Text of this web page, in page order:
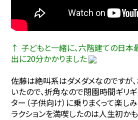
↑ 子どもと一緒に、六階建ての日本
出に20分かかりました
佐藤は絶叫系はダメダメなのですが
いたので、折角なので閉園時間ギリ
ター（子供向け）に乗りまくって楽し
ラクションを満喫したのは人生初か